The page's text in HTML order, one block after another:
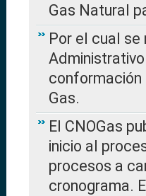
Gas Natural
Por el cual
conformación
Gas.
El CNOGas
inicio al
procesos a
cronograma.